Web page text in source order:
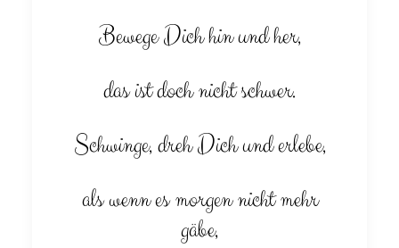
Bewege Dich hin und her,
das ist doch nicht schwer.
Schwinge, dreh Dich und erlebe,
als wenn es morgen nicht mehr
gäbe,